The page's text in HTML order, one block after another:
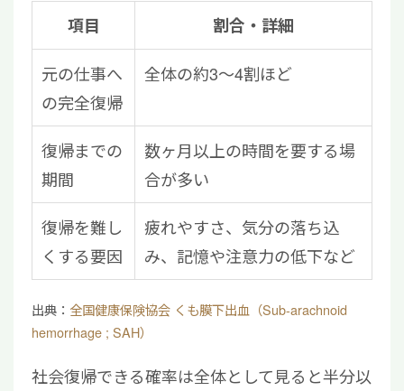
項目 割合・詳細
元の仕事へ
の完全復帰
全体の約3〜4割ほど
復帰までの
期間
数ヶ月以上の時間を要する場
合が多い
復帰を難し
くする要因
疲れやすさ、気分の落ち込
み、記憶や注意力の低下など
出典： 全国健康保険協会 くも膜下出血（Sub-arachnoid
hemorrhage ; SAH）
社会復帰できる確率は全体として見ると半分以